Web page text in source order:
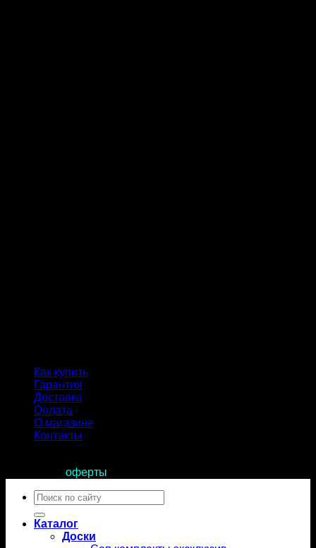
Как купить
Гарантия
Доставка
Оплата
О магазине
Контакты
оферты
Искать:
Каталог
Доски